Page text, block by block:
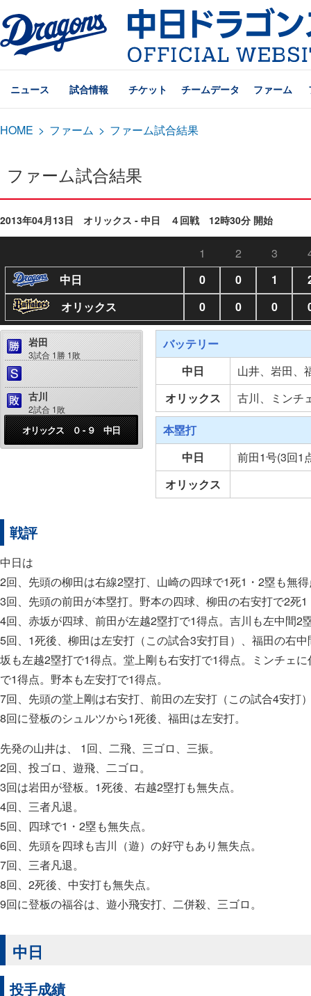
ニュース 試合情報 チケット チームデータ ファーム
HOME > ファーム > ファーム試合結果
ファーム試合結果
2013年04月13日 オリックス - 中日 ４回戦 12時30分 開始
1 2 3
中日
0 0 1
オリックス
0 0 0
岩田
3試合 1勝 1敗
古川
2試合 1敗
オリックス ０ - ９ 中日
バッテリー
中日
山井、岩田、
オリックス
古川、ミンチ
本塁打
中日
前田1号(3回1
オリックス
戦評
中日は
2回、先頭の柳田は右線2塁打、山崎の四球で1死1・2塁も無
3回、先頭の前田が本塁打。野本の四球、柳田の右安打で2死
4回、赤坂が四球、前田が左越2塁打で1得点。吉川も左中間2
5回、1死後、柳田は左安打（この試合3安打目）、福田の右
坂も左越2塁打で1得点。堂上剛も右安打で1得点。ミンチェ
で1得点。野本も左安打で1得点。
7回、先頭の堂上剛は右安打、前田の左安打（この試合4安打
8回に登板のシュルツから1死後、福田は左安打。
先発の山井は、 1回、二飛、三ゴロ、三振。
2回、投ゴロ、遊飛、二ゴロ。
3回は岩田が登板。1死後、右越2塁打も無失点。
4回、三者凡退。
5回、四球で1・2塁も無失点。
6回、先頭を四球も吉川（遊）の好守もあり無失点。
7回、三者凡退。
8回、2死後、中安打も無失点。
9回に登板の福谷は、遊小飛安打、二併殺、三ゴロ。
中日
投手成績